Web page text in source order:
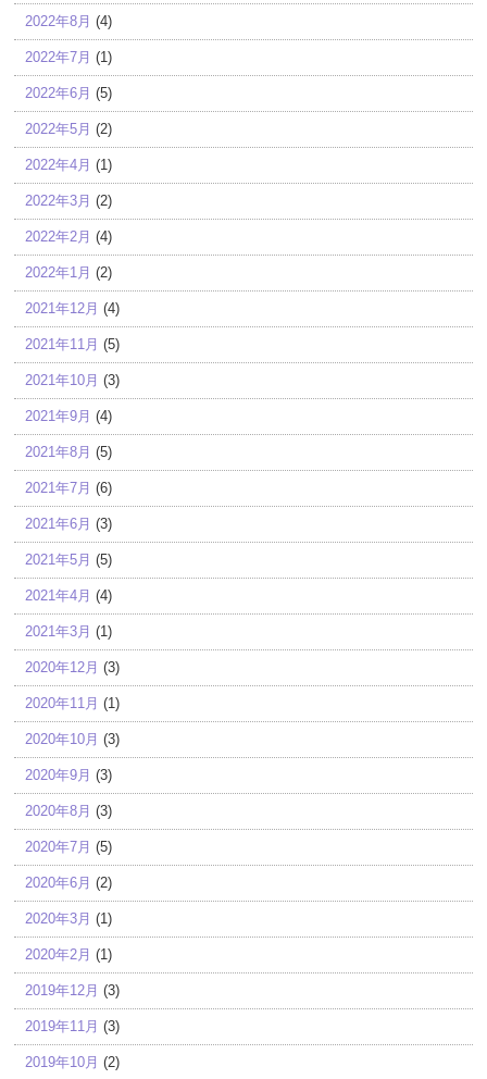
2022年8月 (4)
2022年7月 (1)
2022年6月 (5)
2022年5月 (2)
2022年4月 (1)
2022年3月 (2)
2022年2月 (4)
2022年1月 (2)
2021年12月 (4)
2021年11月 (5)
2021年10月 (3)
2021年9月 (4)
2021年8月 (5)
2021年7月 (6)
2021年6月 (3)
2021年5月 (5)
2021年4月 (4)
2021年3月 (1)
2020年12月 (3)
2020年11月 (1)
2020年10月 (3)
2020年9月 (3)
2020年8月 (3)
2020年7月 (5)
2020年6月 (2)
2020年3月 (1)
2020年2月 (1)
2019年12月 (3)
2019年11月 (3)
2019年10月 (2)